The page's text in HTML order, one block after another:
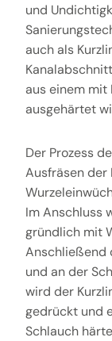
und
auch als
aus einem mit
ausgehärtet
Der Prozess
Ausfräsen der
Im Anschluss
gründlich mit
Anschließend
und an der
wird der
gedrückt und
Schlauch